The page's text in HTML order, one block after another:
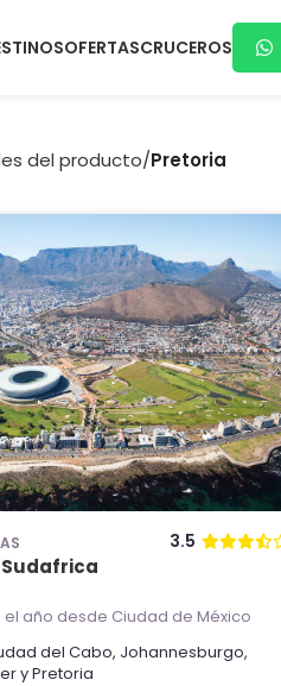
OFERTASCRUCEROS
del producto/Pretoria
3.5
el año desde Ciudad de México
del Cabo, Johannesburgo,
yPretoria